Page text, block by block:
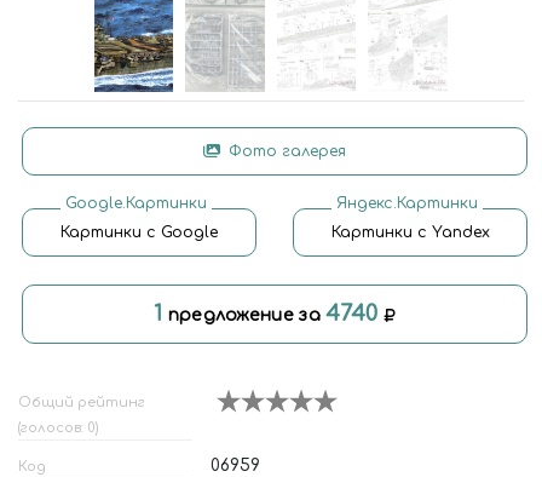
Фото галерея
Google.Картинки
Картинки с Google
Яндекс.Картинки
Картинки с Yandex
1 предложение за4740
Общий рейтинг
(голосов: 0)
Код 06959